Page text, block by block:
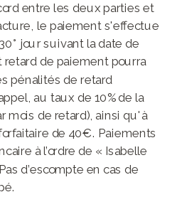
entre les deux parties et
le paiement s'effectue
jour suivant la date de
retard de paiement pourra
pénalités de retard
au taux de 10% de la
mois de retard), ainsi qu'à
de 40€. Paiements
à l’ordre de « Isabelle
d’escompte en cas de